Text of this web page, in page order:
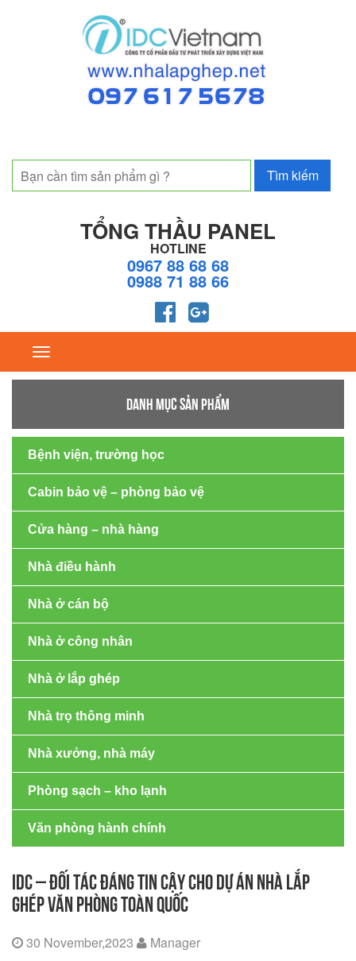
TỔNG THẦU PANEL
HOTLINE
0967 88 68 68
0988 71 88 66
Toggle
DANH MỤC SẢN PHẨM
Bệnh viện, trường học
Cabin bảo vệ – phòng bảo vệ
Cửa hàng – nhà hàng
Nhà điều hành
Nhà ở cán bộ
Nhà ở công nhân
Nhà ở lắp ghép
Nhà trọ thông minh
Nhà xưởng, nhà máy
Phòng sạch – kho lạnh
Văn phòng hành chính
IDC – ĐỐI TÁC ĐÁNG TIN CẬY CHO DỰ ÁN NHÀ LẮP
GHÉP VĂN PHÒNG TOÀN QUỐC
30 November,2023
Manager